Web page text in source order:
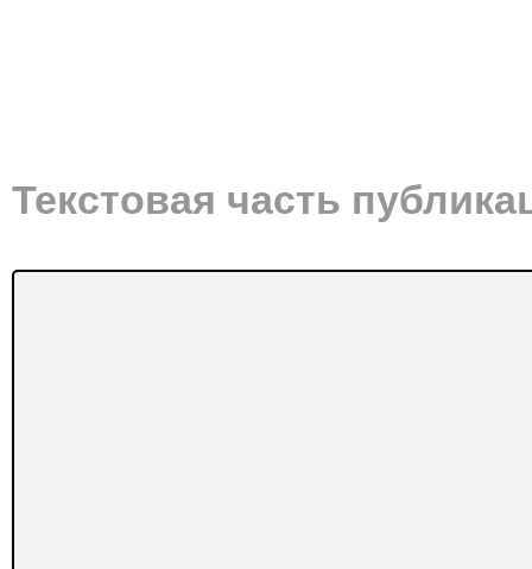
Текстовая часть